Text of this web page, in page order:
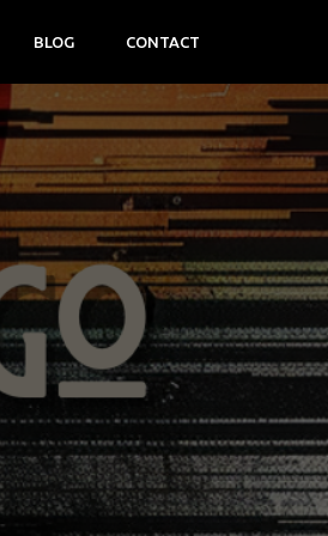
BLOG CONTACT